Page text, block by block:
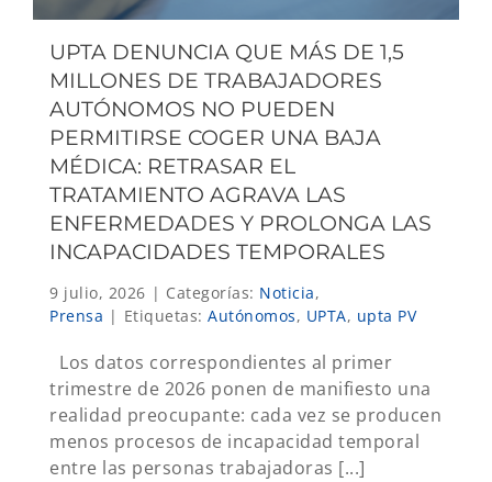
UPTA DENUNCIA QUE MÁS DE 1,5
MILLONES DE TRABAJADORES
AUTÓNOMOS NO PUEDEN
PERMITIRSE COGER UNA BAJA
MÉDICA: RETRASAR EL
TRATAMIENTO AGRAVA LAS
ENFERMEDADES Y PROLONGA LAS
INCAPACIDADES TEMPORALES
9 julio, 2026 | Categorías: Noticia,
Prensa | Etiquetas: Autónomos, UPTA, upta PV
Los datos correspondientes al primer
trimestre de 2026 ponen de manifiesto una
realidad preocupante: cada vez se producen
menos procesos de incapacidad temporal
entre las personas trabajadoras [...]